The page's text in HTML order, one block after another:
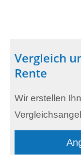
Vergleich
Rente
Wir erstellen